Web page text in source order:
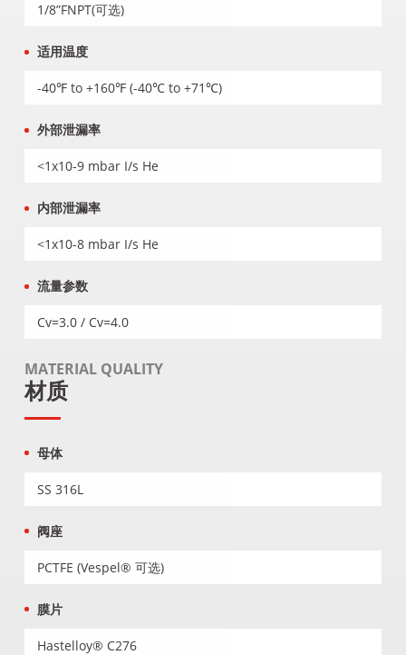
1/8”FNPT(可选)
适用温度
-40℉ to +160℉ (-40℃ to +71℃)
外部泄漏率
<1x10-9 mbar I/s He
内部泄漏率
<1x10-8 mbar I/s He
流量参数
Cv=3.0 / Cv=4.0
MATERIAL QUALITY
材质
母体
SS 316L
阀座
PCTFE (Vespel® 可选)
膜片
Hastelloy® C276